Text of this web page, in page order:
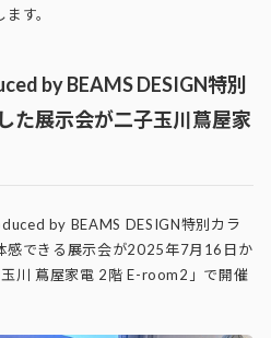
す。
by BEAMS DESIGN特別
た展示会が二子玉川蔦屋家
by BEAMS DESIGN特別カラ
感できる展示会が2025年7月16日か
川 蔦屋家電 2階 E-room2」で開催